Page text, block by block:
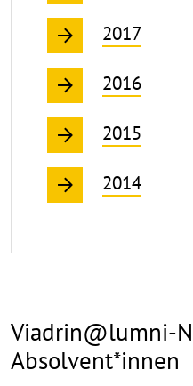
2017
2016
2015
2014
Viadrin@lumni-
Absolvent*innen